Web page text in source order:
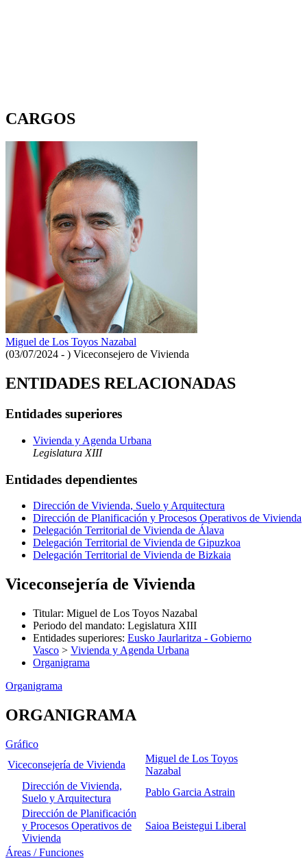
CARGOS
Miguel de Los Toyos Nazabal
(03/07/2024 - ) Viceconsejero de Vivienda
ENTIDADES RELACIONADAS
Entidades superiores
Vivienda y Agenda Urbana
Legislatura XIII
Entidades dependientes
Dirección de Vivienda, Suelo y Arquitectura
Dirección de Planificación y Procesos Operativos de Vivienda
Delegación Territorial de Vivienda de Álava
Delegación Territorial de Vivienda de Gipuzkoa
Delegación Territorial de Vivienda de Bizkaia
Viceconsejería de Vivienda
Titular: Miguel de Los Toyos Nazabal
Periodo del mandato: Legislatura XIII
Entidades superiores: Eusko Jaurlaritza - Gobierno
Vasco > Vivienda y Agenda Urbana
Organigrama
Organigrama
ORGANIGRAMA
Gráfico
Viceconsejería de Vivienda
Miguel de Los Toyos
Nazabal
Dirección de Vivienda,
Suelo y Arquitectura
Pablo Garcia Astrain
Dirección de Planificación
y Procesos Operativos de
Vivienda
Saioa Beistegui Liberal
Áreas / Funciones